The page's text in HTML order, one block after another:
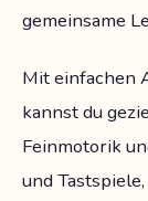
gemeinsame
Mit einfachen
kannst du
Feinmotorik
und